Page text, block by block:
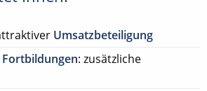
Umsatzbeteiligung
: zusätzliche